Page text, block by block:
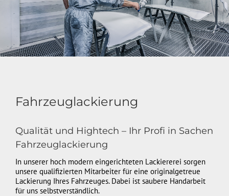
Fahrzeuglackierung
Qualität und Hightech – Ihr Profi in Sachen
Fahrzeuglackierung
In unserer hoch modern eingerichteten Lackiererei sorgen
unsere qualifizierten Mitarbeiter für eine originalgetreue
Lackierung Ihres Fahrzeuges. Dabei ist saubere Handarbeit
für uns selbstverständlich.